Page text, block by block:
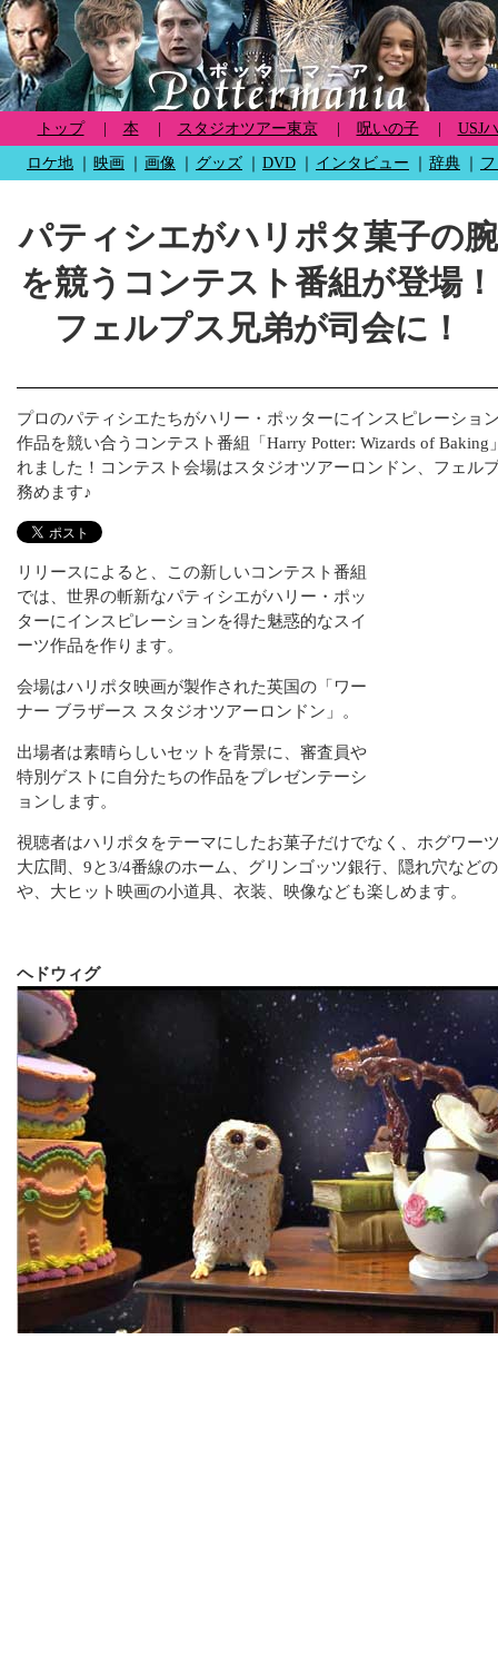
トップ 本 スタジオツアー東京 呪いの子 USJ
ロケ地 映画 画像 グッズ DVD インタビュー 辞典
パティシエがハリポタ菓子の腕
を競うコンテスト番組が登場！
フェルプス兄弟が司会に！
プロのパティシエたちがハリー・ポッターにインスピレーショ
作品を競い合うコンテスト番組「Harry Potter: Wizards of Baking
れました！コンテスト会場はスタジオツアーロンドン、フェル
務めます♪
リリースによると、この新しいコンテスト番組
では、世界の斬新なパティシエがハリー・ポッ
ターにインスピレーションを得た魅惑的なスイ
ーツ作品を作ります。
会場はハリポタ映画が製作された英国の「ワー
ナー ブラザース スタジオツアーロンドン」。
出場者は素晴らしいセットを背景に、審査員や
特別ゲストに自分たちの作品をプレゼンテーシ
ョンします。
視聴者はハリポタをテーマにしたお菓子だけでなく、ホグワー
大広間、9と3/4番線のホーム、グリンゴッツ銀行、隠れ穴など
や、大ヒット映画の小道具、衣装、映像なども楽しめます。
ヘドウィグ